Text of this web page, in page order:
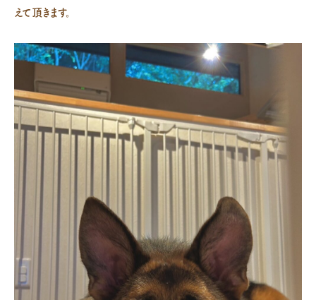
えて頂きます。